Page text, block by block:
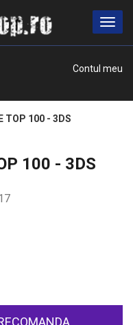
Contul meu
TOP 100 - 3DS
100 - 3DS